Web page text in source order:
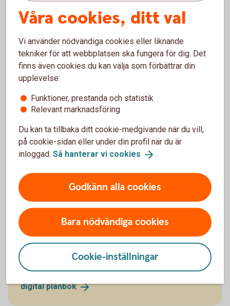
Vill du börja använda kortet innan du
fått det?
Om du vill använda ditt nya bankkort Mastercard
innan du fått det hemskickat, kan du lägga till det i en
digital plånbok (Wallet), till exempel Apple Pay,
Samsung Pay och Swedbank Plånbok. Du kan enkelt
ansluta ditt kort till en Wallet direkt efter beställning.
Därefter kan du börja handla med kortet utan att ha
fått det. Läs mer om våra digitala plånböcker.
Betala med mobil, wearables eller klocka med
digitalplånbok
Våra cookies, ditt val
Vi använder nödvändiga cookies eller liknande
tekniker för att webbplatsen ska fungera för dig. Det
finns även cookies du kan välja som förbättrar din
upplevelse:
Funktioner, prestanda och statistik
Relevant marknadsföring
Du kan ta tillbaka ditt cookie-medgivande när du vill,
på cookie-sidan eller under din profil när du är
inloggad. Så hanterar vi cookies .
Godkänn alla cookies
Bara nödvändiga cookies
Cookie-inställningar